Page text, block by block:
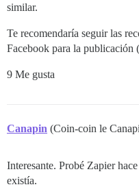
similar.
Te recomendaría seguir las
Facebook para la publicación
9 Me gusta
Canapin (Coin-coin le
Interesante. Probé Zapier
existía.